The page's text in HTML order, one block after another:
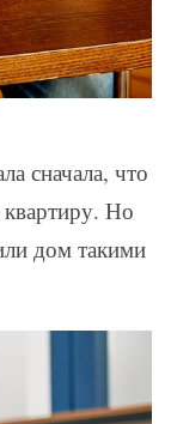
сначала, что
Но
дом такими